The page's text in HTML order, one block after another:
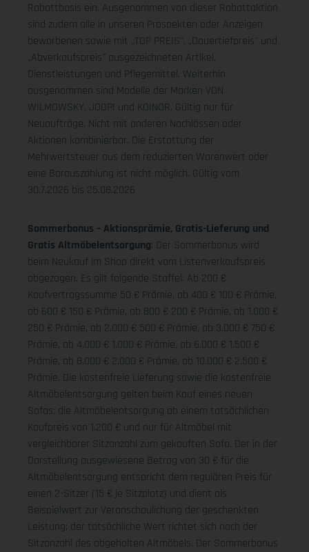
Rabattbasis ein. Ausgenommen von dieser Rabattaktion
sind zudem alle in unseren Prospekten oder Anzeigen
beworbenen sowie mit „TOP PREIS", „Dauertiefpreis" und
„Abverkaufspreis" ausgezeichneten Artikel,
Dienstleistungen und Pflegemittel. Weiterhin
ausgenommen sind Modelle der Marken VON
WILMOWSKY, JOOP! und KOINOR. Gültig nur für
Neuaufträge. Nicht mit anderen Nachlässen oder
Aktionen kombinierbar. Die Erstattung der
Mehrwertsteuer aus dem reduzierten Warenwert oder
eine Barauszahlung ist nicht möglich. Gültig vom
30.7.2026 bis 25.08.2026
Sommerbonus – Aktionsprämie, Gratis-Lieferung und
Gratis Altmöbelentsorgung: Der Sommerbonus wird
beim Neukauf im Shop direkt vom Listenverkaufspreis
abgezogen. Es gilt folgende Staffel: Ab 200 €
Kaufvertragssumme 50 € Prämie, ab 400 € 100 € Prämie,
ab 600 € 150 € Prämie, ab 800 € 200 € Prämie, ab 1.000 €
250 € Prämie, ab 2.000 € 500 € Prämie, ab 3.000 € 750 €
Prämie, ab 4.000 € 1.000 € Prämie, ab 6.000 € 1.500 €
Prämie, ab 8.000 € 2.000 € Prämie, ab 10.000 € 2.500 €
Prämie. Die kostenfreie Lieferung sowie die kostenfreie
Altmöbelentsorgung gelten beim Kauf eines neuen
Sofas; die Altmöbelentsorgung ab einem tatsächlichen
Kaufpreis von 1.200 € und nur für Altmöbel mit
vergleichbarer Sitzanzahl zum gekauften Sofa. Der in der
Darstellung ausgewiesene Betrag von 30 € für die
Altmöbelentsorgung entspricht dem regulären Preis für
einen 2-Sitzer (15 € je Sitzplatz) und dient als
Beispielwert zur Veranschaulichung der geschenkten
Leistung; der tatsächliche Wert richtet sich nach der
Sitzanzahl des abgeholten Altmöbels. Der Sommerbonus